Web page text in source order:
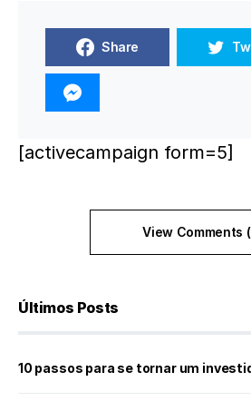
Share
[activecampaign form=5]
View Comments
Últimos Posts
10 passos para se tornar um